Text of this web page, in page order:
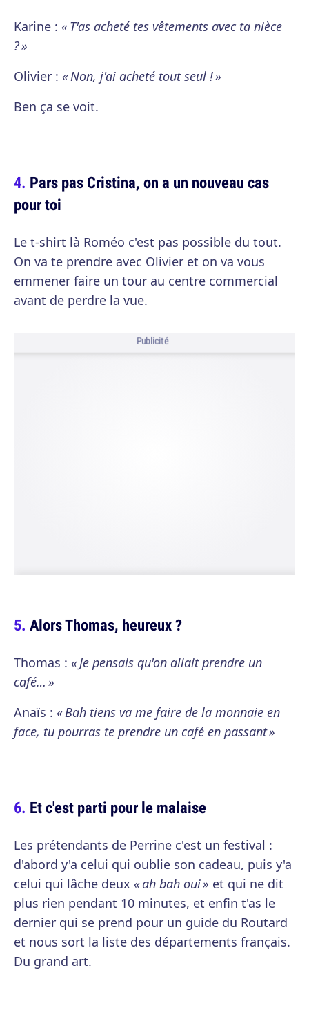
Karine : « T'as acheté tes vêtements avec ta nièce
? »
Olivier : « Non, j'ai acheté tout seul ! »
Ben ça se voit.
Pars pas Cristina, on a un nouveau cas
pour toi
Le t-shirt là Roméo c'est pas possible du tout.
On va te prendre avec Olivier et on va vous
emmener faire un tour au centre commercial
avant de perdre la vue.
Publicité
Alors Thomas, heureux ?
Thomas : « Je pensais qu'on allait prendre un
café… »
Anaïs : « Bah tiens va me faire de la monnaie en
face, tu pourras te prendre un café en passant »
Et c'est parti pour le malaise
Les prétendants de Perrine c'est un festival :
d'abord y'a celui qui oublie son cadeau, puis y'a
celui qui lâche deux « ah bah oui » et qui ne dit
plus rien pendant 10 minutes, et enfin t'as le
dernier qui se prend pour un guide du Routard
et nous sort la liste des départements français.
Du grand art.